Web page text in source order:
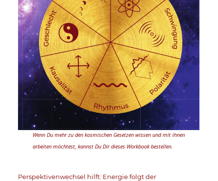
Wenn Du mehr zu den kosmischen Gesetzen wissen und mit ihnen
arbeiten möchtest, kannst Du Dir dieses Workbook bestellen.
Perspektivenwechsel hilft: Energie folgt der